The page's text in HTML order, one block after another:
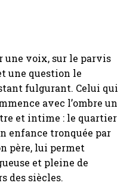
une voix, sur le parvis
une question le
fulgurant. Celui qui
avec l’ombre un
et intime : le quartier
enfance tronquée par
père, lui permet
et pleine de
des siècles.